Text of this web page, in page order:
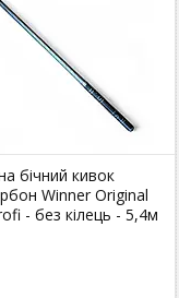
бічний кивок
Winner Original
- без кілець - 5,4м